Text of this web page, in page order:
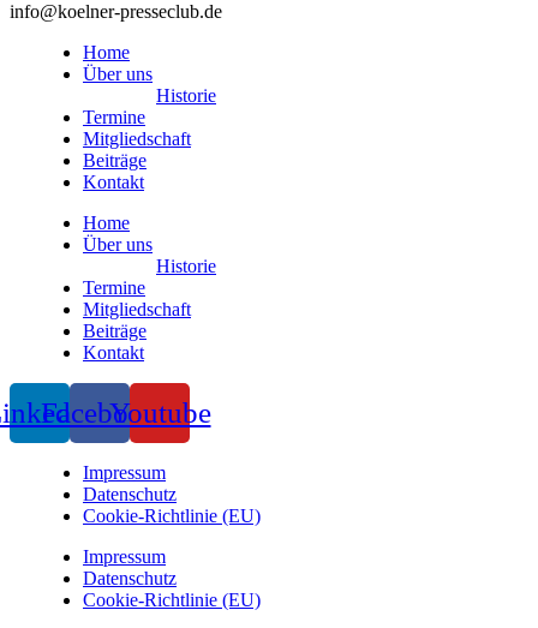
info@koelner-presseclub.de
Home
Über uns
Historie
Termine
Mitgliedschaft
Beiträge
Kontakt
Home
Über uns
Historie
Termine
Mitgliedschaft
Beiträge
Kontakt
FacebookYoutube
Impressum
Datenschutz
Cookie-Richtlinie (EU)
Impressum
Datenschutz
Cookie-Richtlinie (EU)